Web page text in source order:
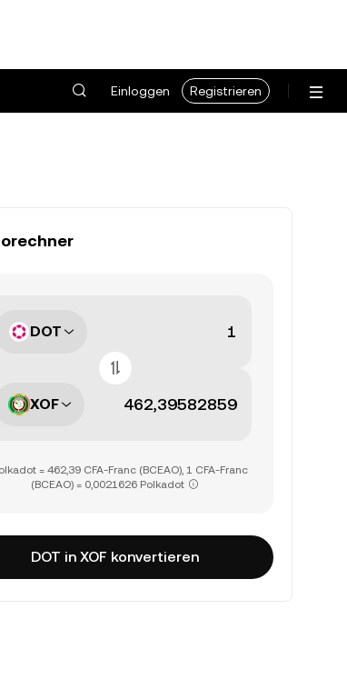
Einloggen Registrieren
DOT
XOF
= 462,39 CFA-Franc (BCEAO), 1 CFA-Franc
(BCEAO) = 0,0021626 Polkadot
DOT in XOF konvertieren